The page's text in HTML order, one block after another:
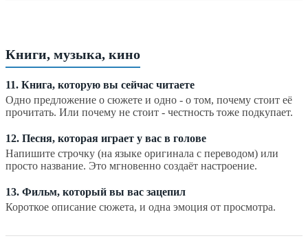
Книги, музыка, кино
11. Книга, которую вы сейчас читаете
Одно предложение о сюжете и одно - о том, почему стоит её
прочитать. Или почему не стоит - честность тоже подкупает.
12. Песня, которая играет у вас в голове
Напишите строчку (на языке оригинала с переводом) или
просто название. Это мгновенно создаёт настроение.
13. Фильм, который вы вас зацепил
Короткое описание сюжета, и одна эмоция от просмотра.